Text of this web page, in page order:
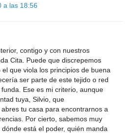
a las 18:56
contigo y con nuestros
Cita. Puede que discrepemos
que viola los principios de buena
ser parte de este tejido o red
Ese es mi criterio, aunque
tuya, Silvio, que
tu casa para encontrarnos a
Por cierto, sabemos muy
está el poder, quién manda